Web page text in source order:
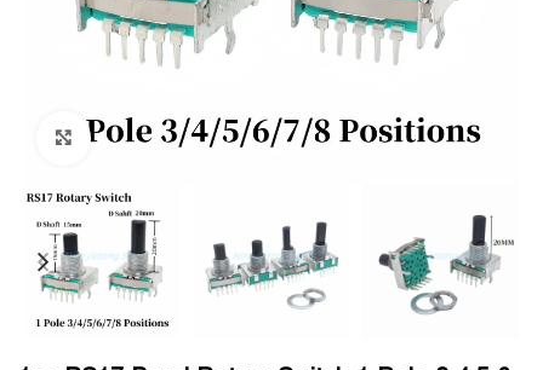
Click to enlarge